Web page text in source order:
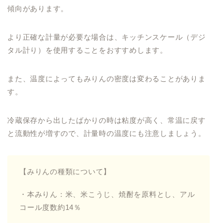
傾向があります。
より正確な計量が必要な場合は、キッチンスケール（デジ
タル計り）を使用することをおすすめします。
また、温度によってもみりんの密度は変わることがありま
す。
冷蔵保存から出したばかりの時は粘度が高く、常温に戻す
と流動性が増すので、計量時の温度にも注意しましょう。
【みりんの種類について】
・本みりん：米、米こうじ、焼酎を原料とし、アル
コール度数約14％